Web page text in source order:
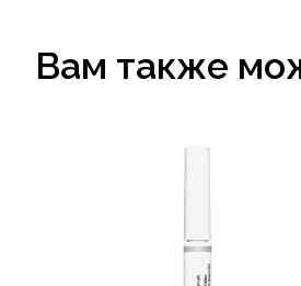
Вам также